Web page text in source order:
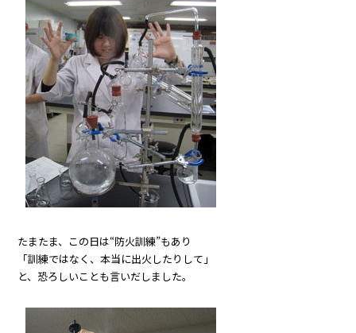
たまたま、この日は“防火訓練”もあり
「訓練ではなく、本当に出火したりして」
と、恐ろしいことも言いだしました。